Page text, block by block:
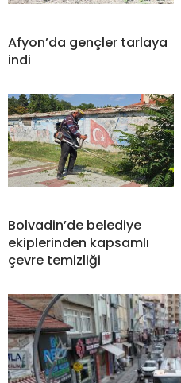
Afyon’da gençler tarlaya
indi
Bolvadin’de belediye
ekiplerinden kapsamlı
çevre temizliği